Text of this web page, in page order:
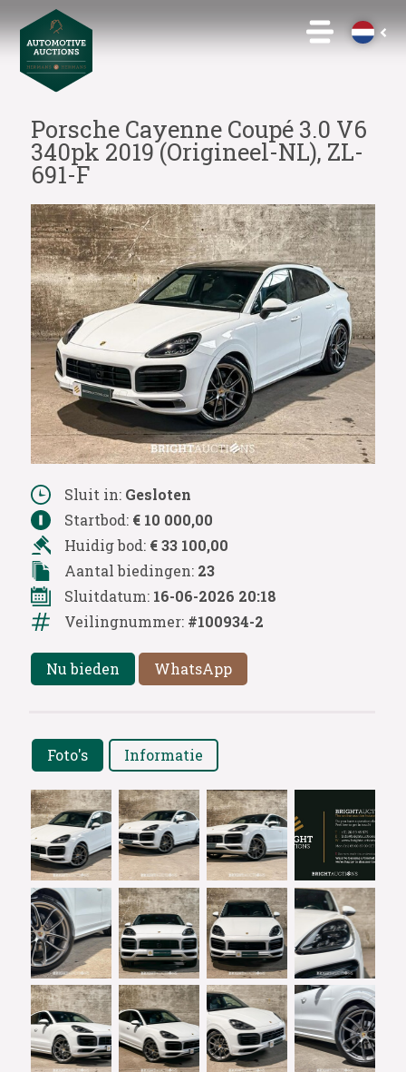
Porsche Cayenne Coupé 3.0 V6
340pk 2019 (Origineel-NL), ZL-
691-F
Sluit in: Gesloten
Startbod: € 10 000,00
Huidig bod: € 33 100,00
Aantal biedingen: 23
Sluitdatum: 16-06-2026 20:18
Veilingnummer: #100934-2
Nu bieden WhatsApp
Foto's Informatie